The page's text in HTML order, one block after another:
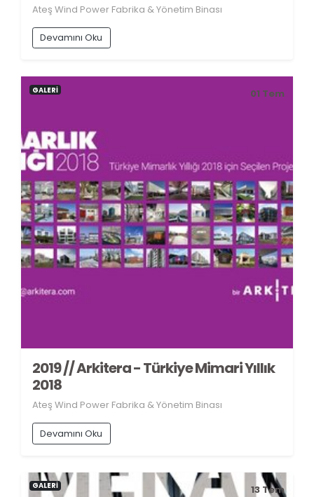
Ateş Wind Power Fabrika & Yönetim Binası
Devamını Oku
GALERİ 01 Tem
2019 // Arkitera - Türkiye Mimari Yıllık
2018
Ateş Wind Power Fabrika & Yönetim Binası
Devamını Oku
GALERİ 13 Tem